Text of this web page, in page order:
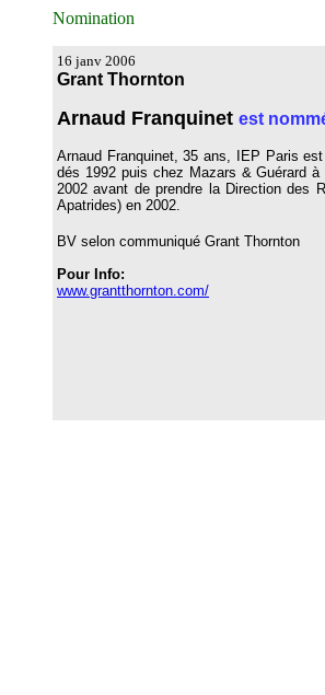
Nomination
16 janv 2006
Grant Thornton
Arnaud Franquinet est
Arnaud Franquinet, 35 ans, IEP Paris
dés 1992 puis chez Mazars & Guérard
2002 avant de prendre la Direction des
Apatrides) en 2002.
BV selon communiqué Grant Thornton
Pour Info:
www.grantthornton.com/